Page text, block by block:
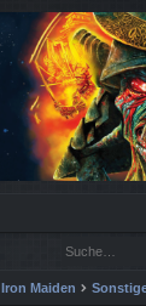
Iron Maiden